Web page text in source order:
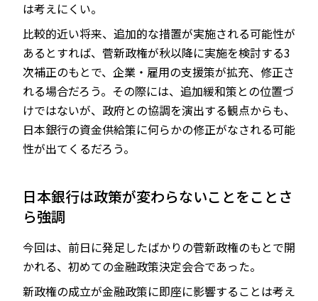
は考えにくい。
比較的近い将来、追加的な措置が実施される可能性が
あるとすれば、菅新政権が秋以降に実施を検討する3
次補正のもとで、企業・雇用の支援策が拡充、修正さ
れる場合だろう。その際には、追加緩和策との位置づ
けではないが、政府との協調を演出する観点からも、
日本銀行の資金供給策に何らかの修正がなされる可能
性が出てくるだろう。
日本銀行は政策が変わらないことをことさ
ら強調
今回は、前日に発足したばかりの菅新政権のもとで開
かれる、初めての金融政策決定会合であった。
新政権の成立が金融政策に即座に影響することは考え